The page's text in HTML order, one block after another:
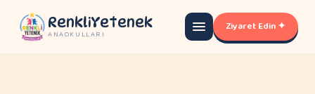
RenkliYetenek
ANAOKULLARI
Ziyaret Edin ✦